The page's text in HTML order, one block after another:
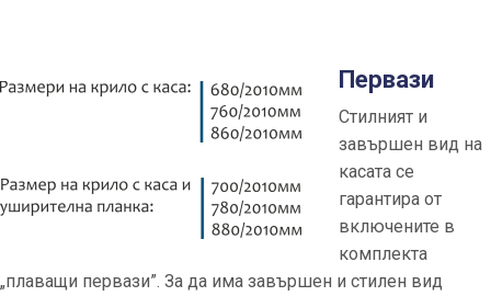
Первази
Стилният и
завършен вид на
касата се
гарантира от
включените в
комплекта
„плаващи первази”. За да има завършен и стилен вид